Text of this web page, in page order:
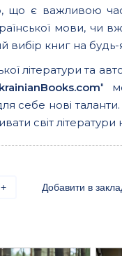
що є важливою
мови, чи
вибір книг на будь-
літератури та
"
себе нові
світ літератури
+ Добавити в